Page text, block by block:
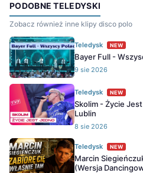
PODOBNE TELEDYSKI
Zobacz również inne klipy disco polo
Teledysk NEW
Bayer Full -
9 sie 2026
Teledysk NEW
Skolim - Życie
Lublin
8 sie 2026
Teledysk NEW
Marcin
(Wersja